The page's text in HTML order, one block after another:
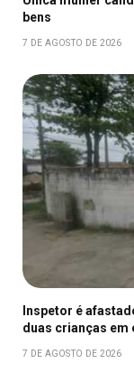
bens
7 DE AGOSTO DE 2026
Inspetor é
duas crianças em
7 DE AGOSTO DE 2026